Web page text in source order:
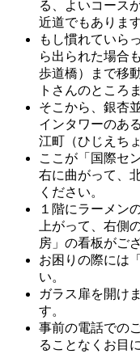
る、よいコース
近道でもあります
もし慣れていら
ら出られた場合
歩道橋）まで移
トさんのところ
そこから、銀杏
インタワーのあ
江町（ひじえち
ここが「国際セ
右に曲がって、
ください。
１階にラーメン
上がって、右側
房」の看板がご
お困りの際には
い。
ガラス扉を開け
す。
事前の電話での
ることなくお目